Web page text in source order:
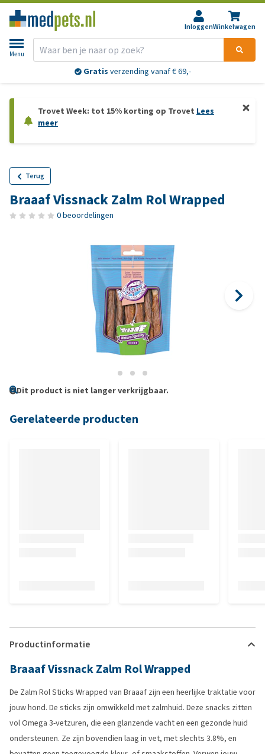
InloggenWinkelwagen
Menu
Gratis verzending vanaf € 69,-
Trovet Week: tot 15% korting op Trovet Lees
meer
Terug
Braaaf Vissnack Zalm Rol Wrapped
0 beoordelingen
Dit product is niet langer verkrijgbaar.
Gerelateerde producten
Productinformatie
Braaaf Vissnack Zalm Rol Wrapped
De Zalm Rol Sticks Wrapped van Braaaf zijn een heerlijke traktatie voor
jouw hond. De sticks zijn omwikkeld met zalmhuid. Deze snacks zitten
vol Omega 3-vetzuren, die een glanzende vacht en een gezonde huid
ondersteunen. Ze zijn bovendien laag in vet, met slechts 3.8%, en